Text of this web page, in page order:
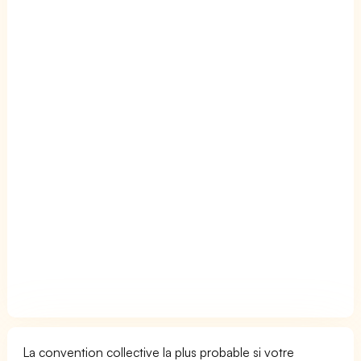
La convention collective la plus probable si votre